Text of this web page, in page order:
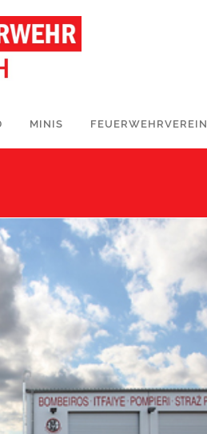
MINIS FEUERWEHRVEREIN